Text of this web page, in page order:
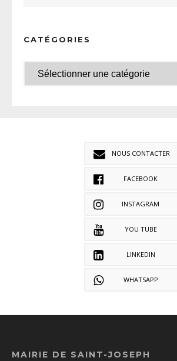
CATÉGORIES
NOUS CONTACTER
FACEBOOK
INSTAGRAM
YOU TUBE
LINKEDIN
WHATSAPP
MAIRIE DE SAINT-JOSEPH